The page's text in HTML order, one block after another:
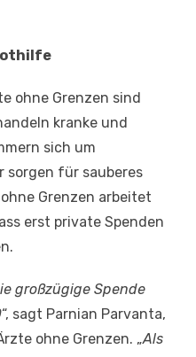
ohne Grenzen sind
kranke und
sich um
sorgen für sauberes
Grenzen arbeitet
erst private Spenden
großzügige Spende
“, sagt Parnian Parvanta,
ohne Grenzen. „Als